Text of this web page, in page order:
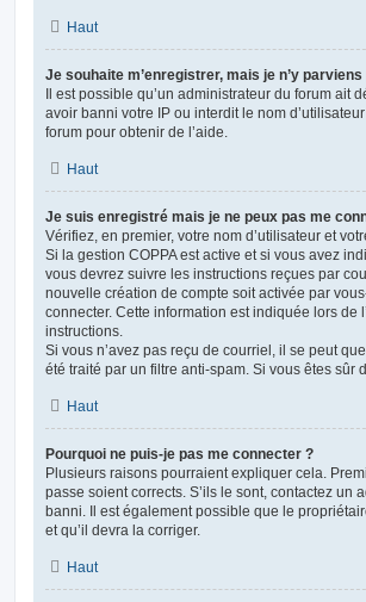
Haut
Je souhaite m’enregistrer, mais je n’y parviens
Il est possible qu’un administrateur du forum ait
avoir banni votre IP ou interdit le nom
forum pour obtenir de l’aide.
Haut
Je suis enregistré mais je ne peux pas me
Vérifiez, en premier, votre nom d’utilisateur et
Si la gestion COPPA est active et si vous avez
vous devrez suivre les instructions reçues par
nouvelle création de compte soit activée par
connecter. Cette information est indiquée lors de
instructions.
Si vous n’avez pas reçu de courriel, il se peut
été traité par un filtre anti-spam. Si vous êtes sûr
Haut
Pourquoi ne puis-je pas me connecter ?
Plusieurs raisons pourraient expliquer cela.
passe soient corrects. S’ils le sont, contactez un
banni. Il est également possible que le
et qu’il devra la corriger.
Haut